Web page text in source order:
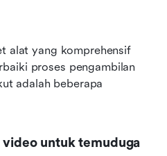
alat yang komprehensif
proses pengambilan
adalah beberapa
video untuk temuduga